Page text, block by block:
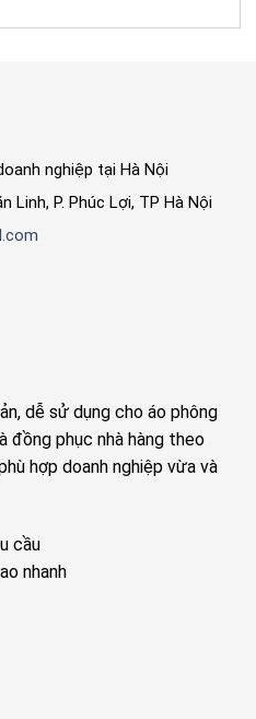
nghiệp tại Hà Nội
Linh, P. Phúc Lợi, TP Hà Nội
dễ sử dụng cho áo phông
đồng phục nhà hàng theo
hợp doanh nghiệp vừa và
cầu
nhanh